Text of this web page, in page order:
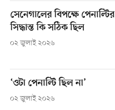
সেনেগালের বিপক্ষে পেনাল্টির
সিদ্ধান্ত কি সঠিক ছিল
০২ জুলাই ২০২৬
‘ওটা পেনাল্টি ছিল না’
০২ জুলাই ২০২৬